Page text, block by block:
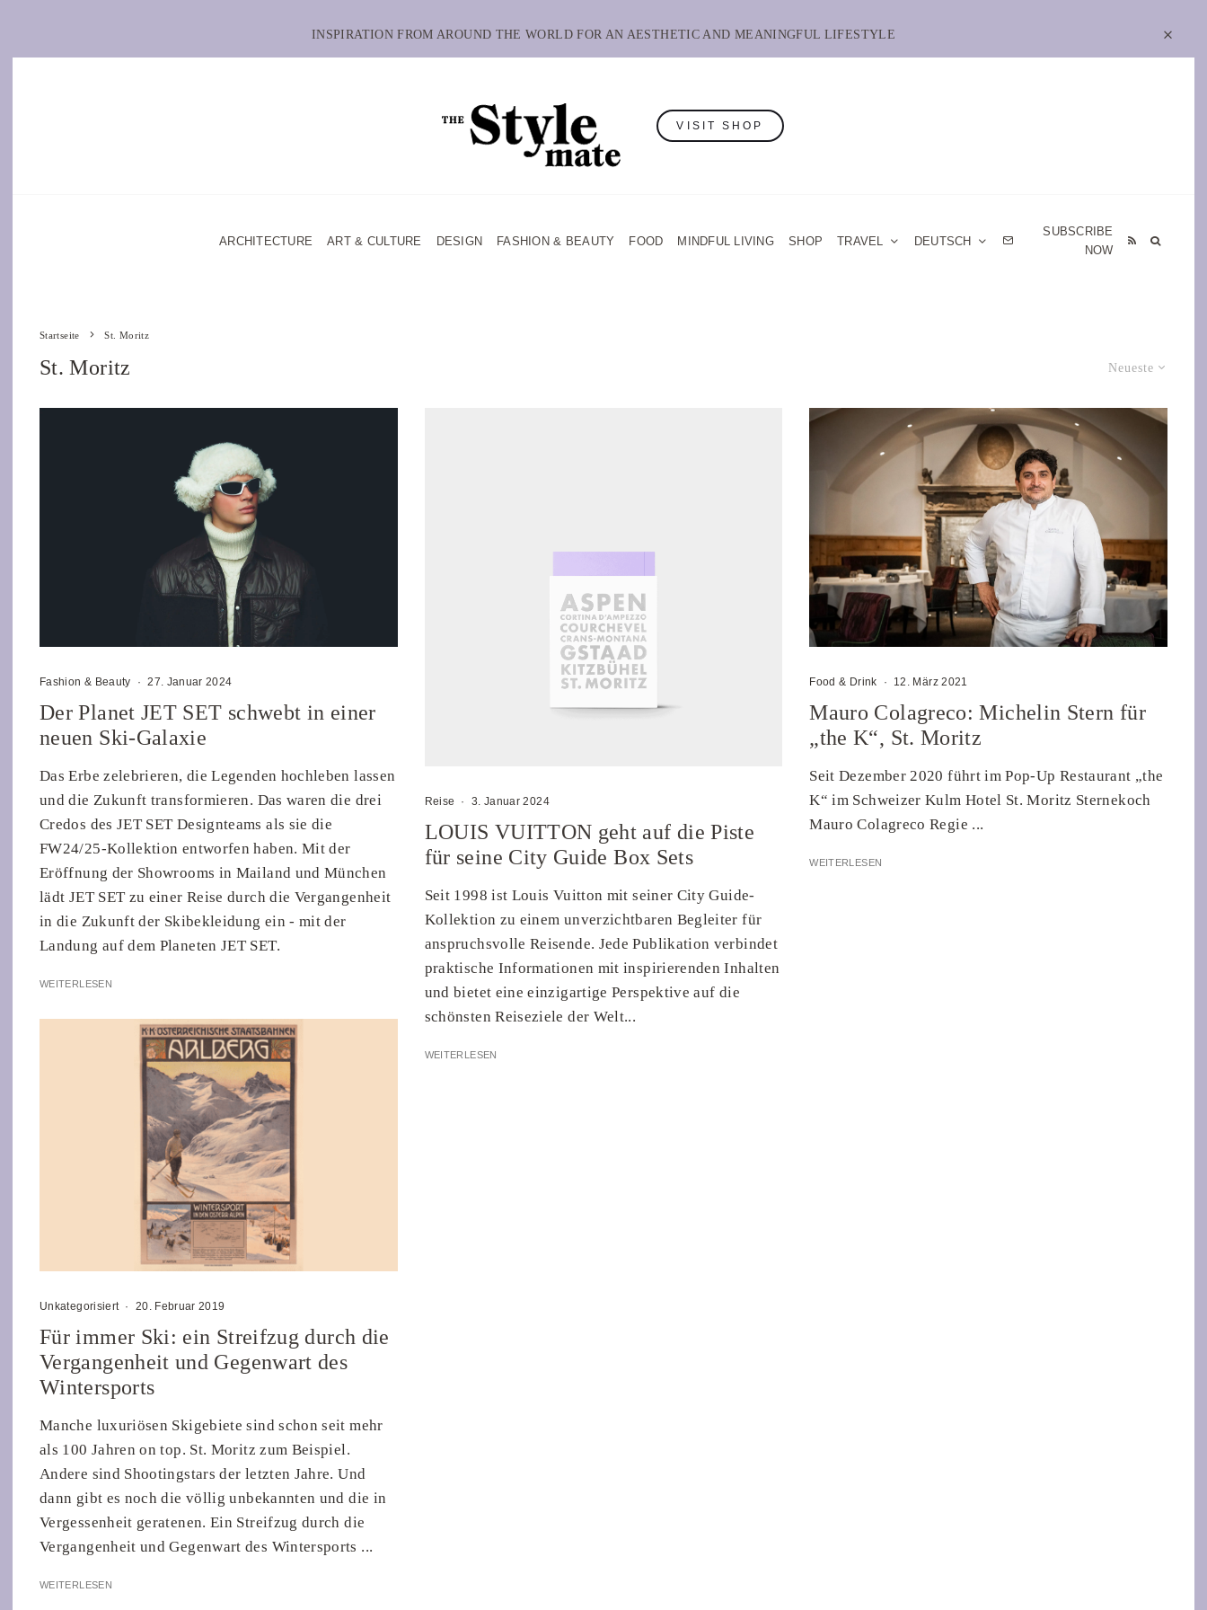
INSPIRATION FROM AROUND THE WORLD FOR AN AESTHETIC AND MEANINGFUL LIFESTYLE
VISIT SHOP
ARCHITECTURE ART & CULTURE DESIGN FASHION & BEAUTY FOOD MINDFUL LIVING SHOP TRAVEL DEUTSCH
SUBSCRIBE
NOW
Startseite St. Moritz
Neueste
St. Moritz
Fashion & Beauty · 27. Januar 2024
Der Planet JET SET schwebt in einer
neuen Ski-Galaxie
Das Erbe zelebrieren, die Legenden hochleben lassen
und die Zukunft transformieren. Das waren die drei
Credos des JET SET Designteams als sie die
FW24/25-Kollektion entworfen haben. Mit der
Eröffnung der Showrooms in Mailand und München
lädt JET SET zu einer Reise durch die Vergangenheit
in die Zukunft der Skibekleidung ein - mit der
Landung auf dem Planeten JET SET.
WEITERLESEN
Unkategorisiert · 20. Februar 2019
Für immer Ski: ein Streifzug durch die
Vergangenheit und Gegenwart des
Wintersports
Manche luxuriösen Skigebiete sind schon seit mehr
als 100 Jahren on top. St. Moritz zum Beispiel.
Andere sind Shootingstars der letzten Jahre. Und
dann gibt es noch die völlig unbekannten und die in
Vergessenheit geratenen. Ein Streifzug durch die
Vergangenheit und Gegenwart des Wintersports ...
WEITERLESEN
Reise · 3. Januar 2024
LOUIS VUITTON geht auf die Piste
für seine City Guide Box Sets
Seit 1998 ist Louis Vuitton mit seiner City Guide-
Kollektion zu einem unverzichtbaren Begleiter für
anspruchsvolle Reisende. Jede Publikation verbindet
praktische Informationen mit inspirierenden Inhalten
und bietet eine einzigartige Perspektive auf die
schönsten Reiseziele der Welt...
WEITERLESEN
Food & Drink · 12. März 2021
Mauro Colagreco: Michelin Stern für
„the K“, St. Moritz
Seit Dezember 2020 führt im Pop-Up Restaurant „the
K“ im Schweizer Kulm Hotel St. Moritz Sternekoch
Mauro Colagreco Regie ...
WEITERLESEN